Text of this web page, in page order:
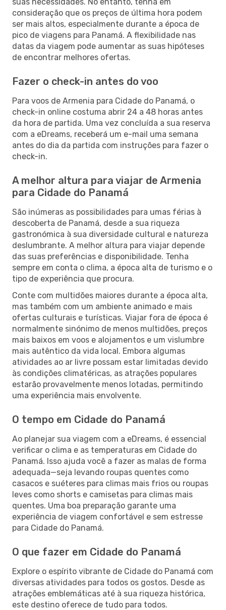
consideração que os preços de última hora podem
ser mais altos, especialmente durante a época de
pico de viagens para Panamá. A flexibilidade nas
datas da viagem pode aumentar as suas hipóteses
de encontrar melhores ofertas.
Fazer o check-in antes do voo
Para voos de Armenia para Cidade do Panamá, o
check-in online costuma abrir 24 a 48 horas antes
da hora de partida. Uma vez concluída a sua reserva
com a eDreams, receberá um e-mail uma semana
antes do dia da partida com instruções para fazer o
check-in.
A melhor altura para viajar de Armenia
para Cidade do Panamá
São inúmeras as possibilidades para umas férias à
descoberta de Panamá, desde a sua riqueza
gastronómica à sua diversidade cultural e natureza
deslumbrante. A melhor altura para viajar depende
das suas preferências e disponibilidade. Tenha
sempre em conta o clima, a época alta de turismo e o
tipo de experiência que procura.
Conte com multidões maiores durante a época alta,
mas também com um ambiente animado e mais
ofertas culturais e turísticas. Viajar fora de época é
normalmente sinónimo de menos multidões, preços
mais baixos em voos e alojamentos e um vislumbre
mais autêntico da vida local. Embora algumas
atividades ao ar livre possam estar limitadas devido
às condições climatéricas, as atrações populares
estarão provavelmente menos lotadas, permitindo
uma experiência mais envolvente.
O tempo em Cidade do Panamá
Ao planejar sua viagem com a eDreams, é essencial
verificar o clima e as temperaturas em Cidade do
Panamá. Isso ajuda você a fazer as malas de forma
adequada—seja levando roupas quentes como
casacos e suéteres para climas mais frios ou roupas
leves como shorts e camisetas para climas mais
quentes. Uma boa preparação garante uma
experiência de viagem confortável e sem estresse
para Cidade do Panamá.
O que fazer em Cidade do Panamá
Explore o espírito vibrante de Cidade do Panamá com
diversas atividades para todos os gostos. Desde as
atrações emblemáticas até à sua riqueza histórica,
este destino oferece de tudo para todos.